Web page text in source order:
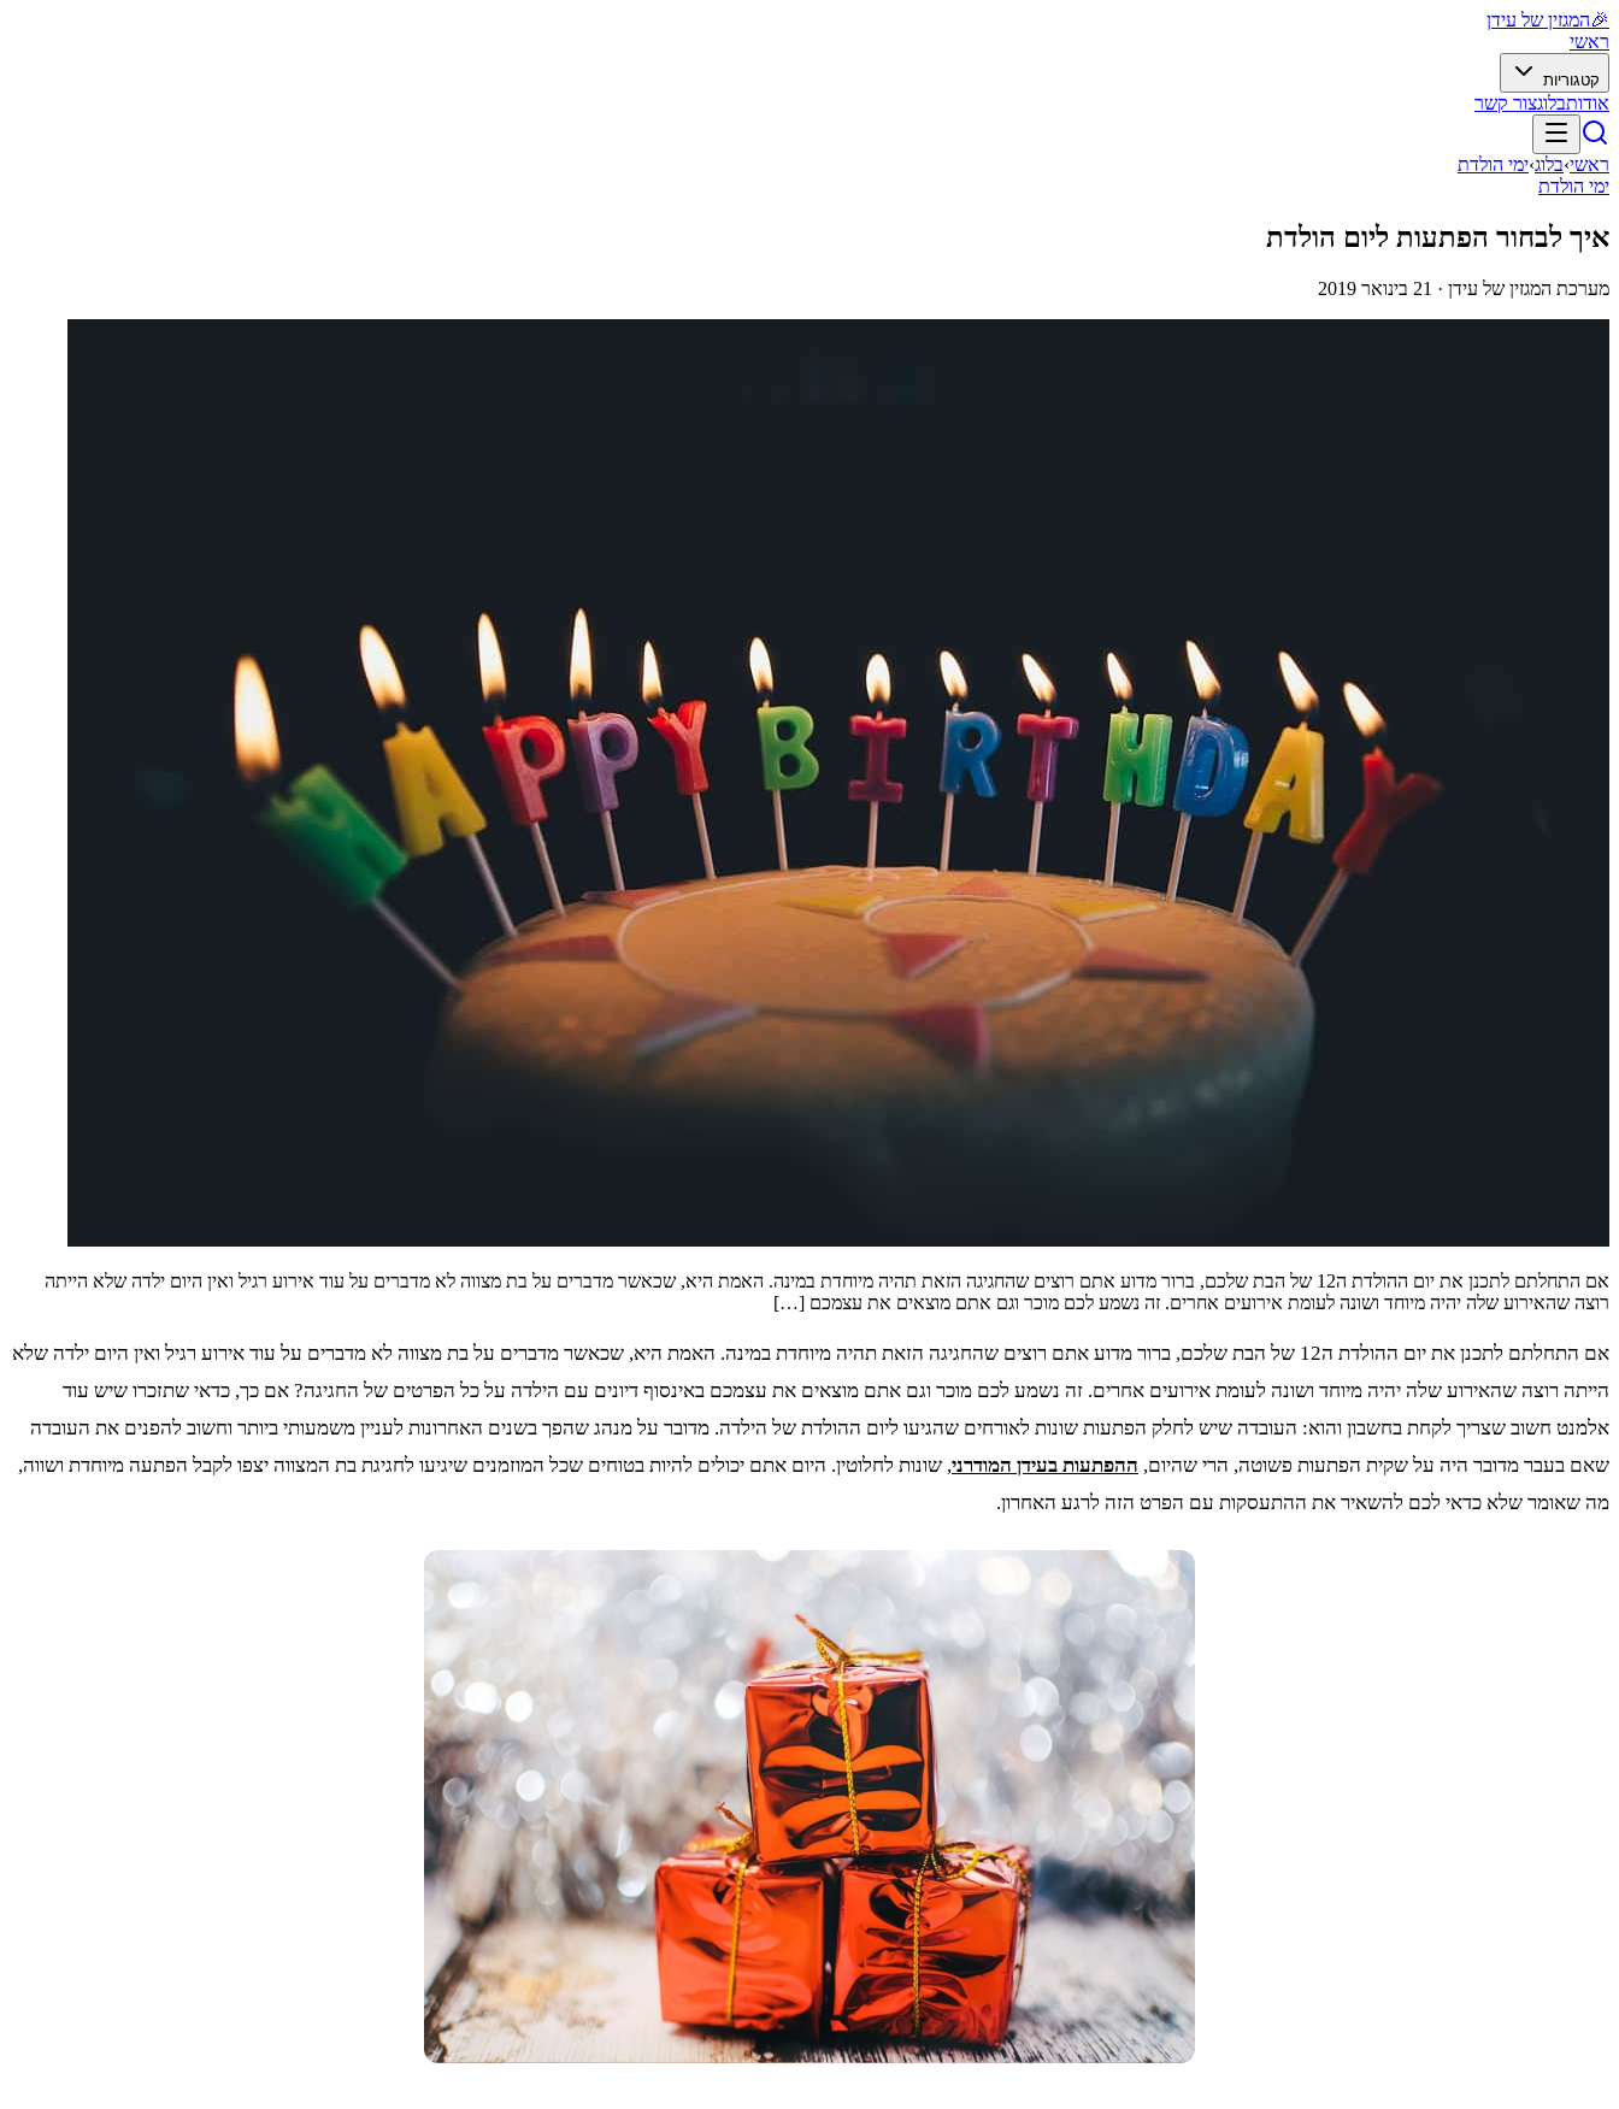
🎉המגזין של עידן
ראשי
קטגוריות
אודותבלוגצור קשר
ראשי›בלוג›ימי הולדת
ימי הולדת
איך לבחור הפתעות ליום הולדת
מערכת המגזין של עידן · 21 בינואר 2019
אם התחלתם לתכנן את יום ההולדת ה12 של הבת שלכם, ברור מדוע אתם רוצים שהחגיגה הזאת תהיה מיוחדת במינה. האמת היא, שכאשר מדברים על בת מצווה לא מדברים על עוד אירוע רגיל ואין היום ילדה שלא הייתה
רוצה שהאירוע שלה יהיה מיוחד ושונה לעומת אירועים אחרים. זה נשמע לכם מוכר וגם אתם מוצאים את עצמכם […]
אם התחלתם לתכנן את יום ההולדת ה12 של הבת שלכם, ברור מדוע אתם רוצים שהחגיגה הזאת תהיה מיוחדת במינה. האמת היא, שכאשר מדברים על בת מצווה לא מדברים על עוד אירוע רגיל ואין היום ילדה שלא
הייתה רוצה שהאירוע שלה יהיה מיוחד ושונה לעומת אירועים אחרים. זה נשמע לכם מוכר וגם אתם מוצאים את עצמכם באינסוף דיונים עם הילדה על כל הפרטים של החגיגה? אם כך, כדאי שתזכרו שיש עוד
אלמנט חשוב שצריך לקחת בחשבון והוא: העובדה שיש לחלק הפתעות שונות לאורחים שהגיעו ליום ההולדת של הילדה. מדובר על מנהג שהפך בשנים האחרונות לעניין משמעותי ביותר וחשוב להפנים את העובדה
שאם בעבר מדובר היה על שקית הפתעות פשוטה, הרי שהיום, ההפתעות בעידן המודרני, שונות לחלוטין. היום אתם יכולים להיות בטוחים שכל המוזמנים שיגיעו לחגיגת בת המצווה יצפו לקבל הפתעה מיוחדת ושווה,
מה שאומר שלא כדאי לכם להשאיר את ההתעסקות עם הפרט הזה לרגע האחרון.